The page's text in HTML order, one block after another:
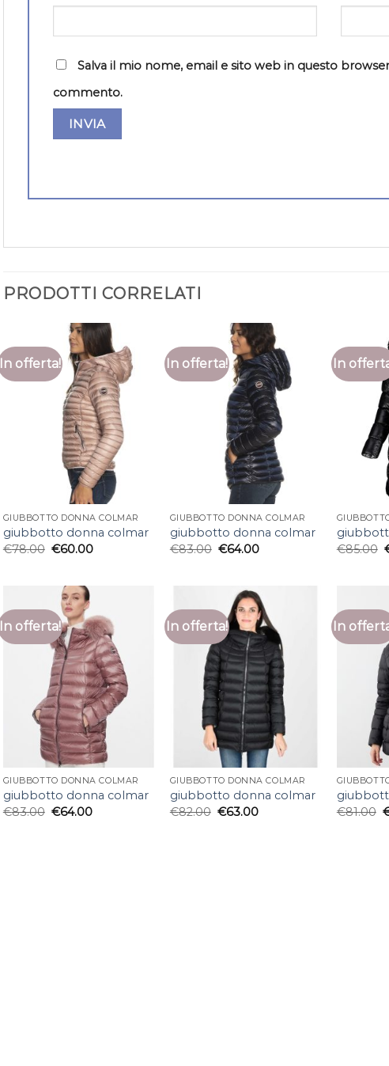
Salva il mio nome, email e sito web in questo
commento.
PRODOTTI CORRELATI
In offerta!
GIUBBOTTO DONNA COLMAR
giubbotto donna colmar
€78.00 €60.00
In offerta!
GIUBBOTTO DONNA COLMAR
giubbotto donna colmar
€83.00 €64.00
In
€85.00
In offerta!
GIUBBOTTO DONNA COLMAR
giubbotto donna colmar
€83.00 €64.00
In offerta!
GIUBBOTTO DONNA COLMAR
giubbotto donna colmar
€82.00 €63.00
In
€81.00